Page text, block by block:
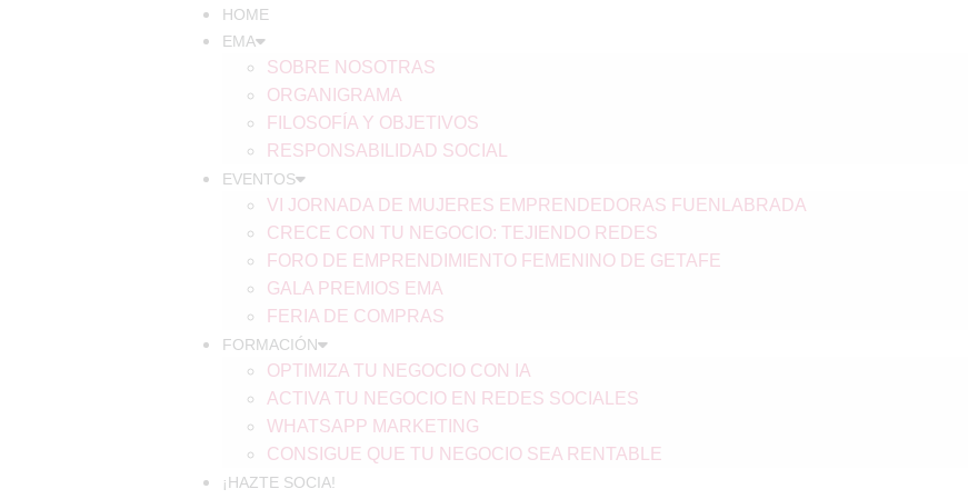
HOME
EMA
SOBRE NOSOTRAS
ORGANIGRAMA
FILOSOFÍA Y OBJETIVOS
RESPONSABILIDAD SOCIAL
EVENTOS
VI JORNADA DE MUJERES EMPRENDEDORAS FUENLABRADA
CRECE CON TU NEGOCIO: TEJIENDO REDES
FORO DE EMPRENDIMIENTO FEMENINO DE GETAFE
GALA PREMIOS EMA
FERIA DE COMPRAS
FORMACIÓN
OPTIMIZA TU NEGOCIO CON IA
ACTIVA TU NEGOCIO EN REDES SOCIALES
WHATSAPP MARKETING
CONSIGUE QUE TU NEGOCIO SEA RENTABLE
¡HAZTE SOCIA!